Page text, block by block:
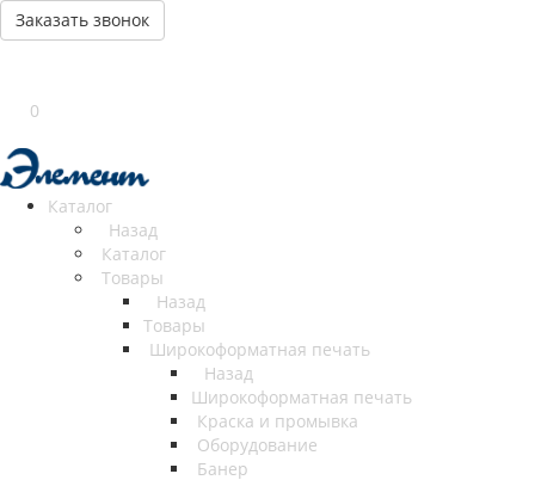
Заказать звонок
0
Каталог
Назад
Каталог
Товары
Назад
Товары
Широкоформатная печать
Назад
Широкоформатная печать
Краска и промывка
Оборудование
Банер